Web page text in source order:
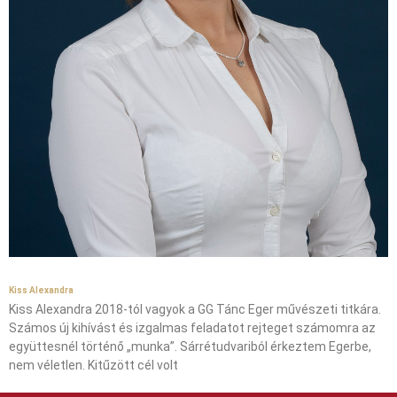
Kiss Alexandra
Kiss Alexandra 2018-tól vagyok a GG Tánc Eger művészeti titkára.
Számos új kihívást és izgalmas feladatot rejteget számomra az
együttesnél történő „munka”. Sárrétudvariból érkeztem Egerbe,
nem véletlen. Kitűzött cél volt